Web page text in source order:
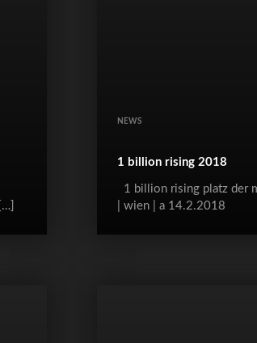
NEWS
1 billion rising 2018
1 billion rising platz der
| wien | a 14.2.2018